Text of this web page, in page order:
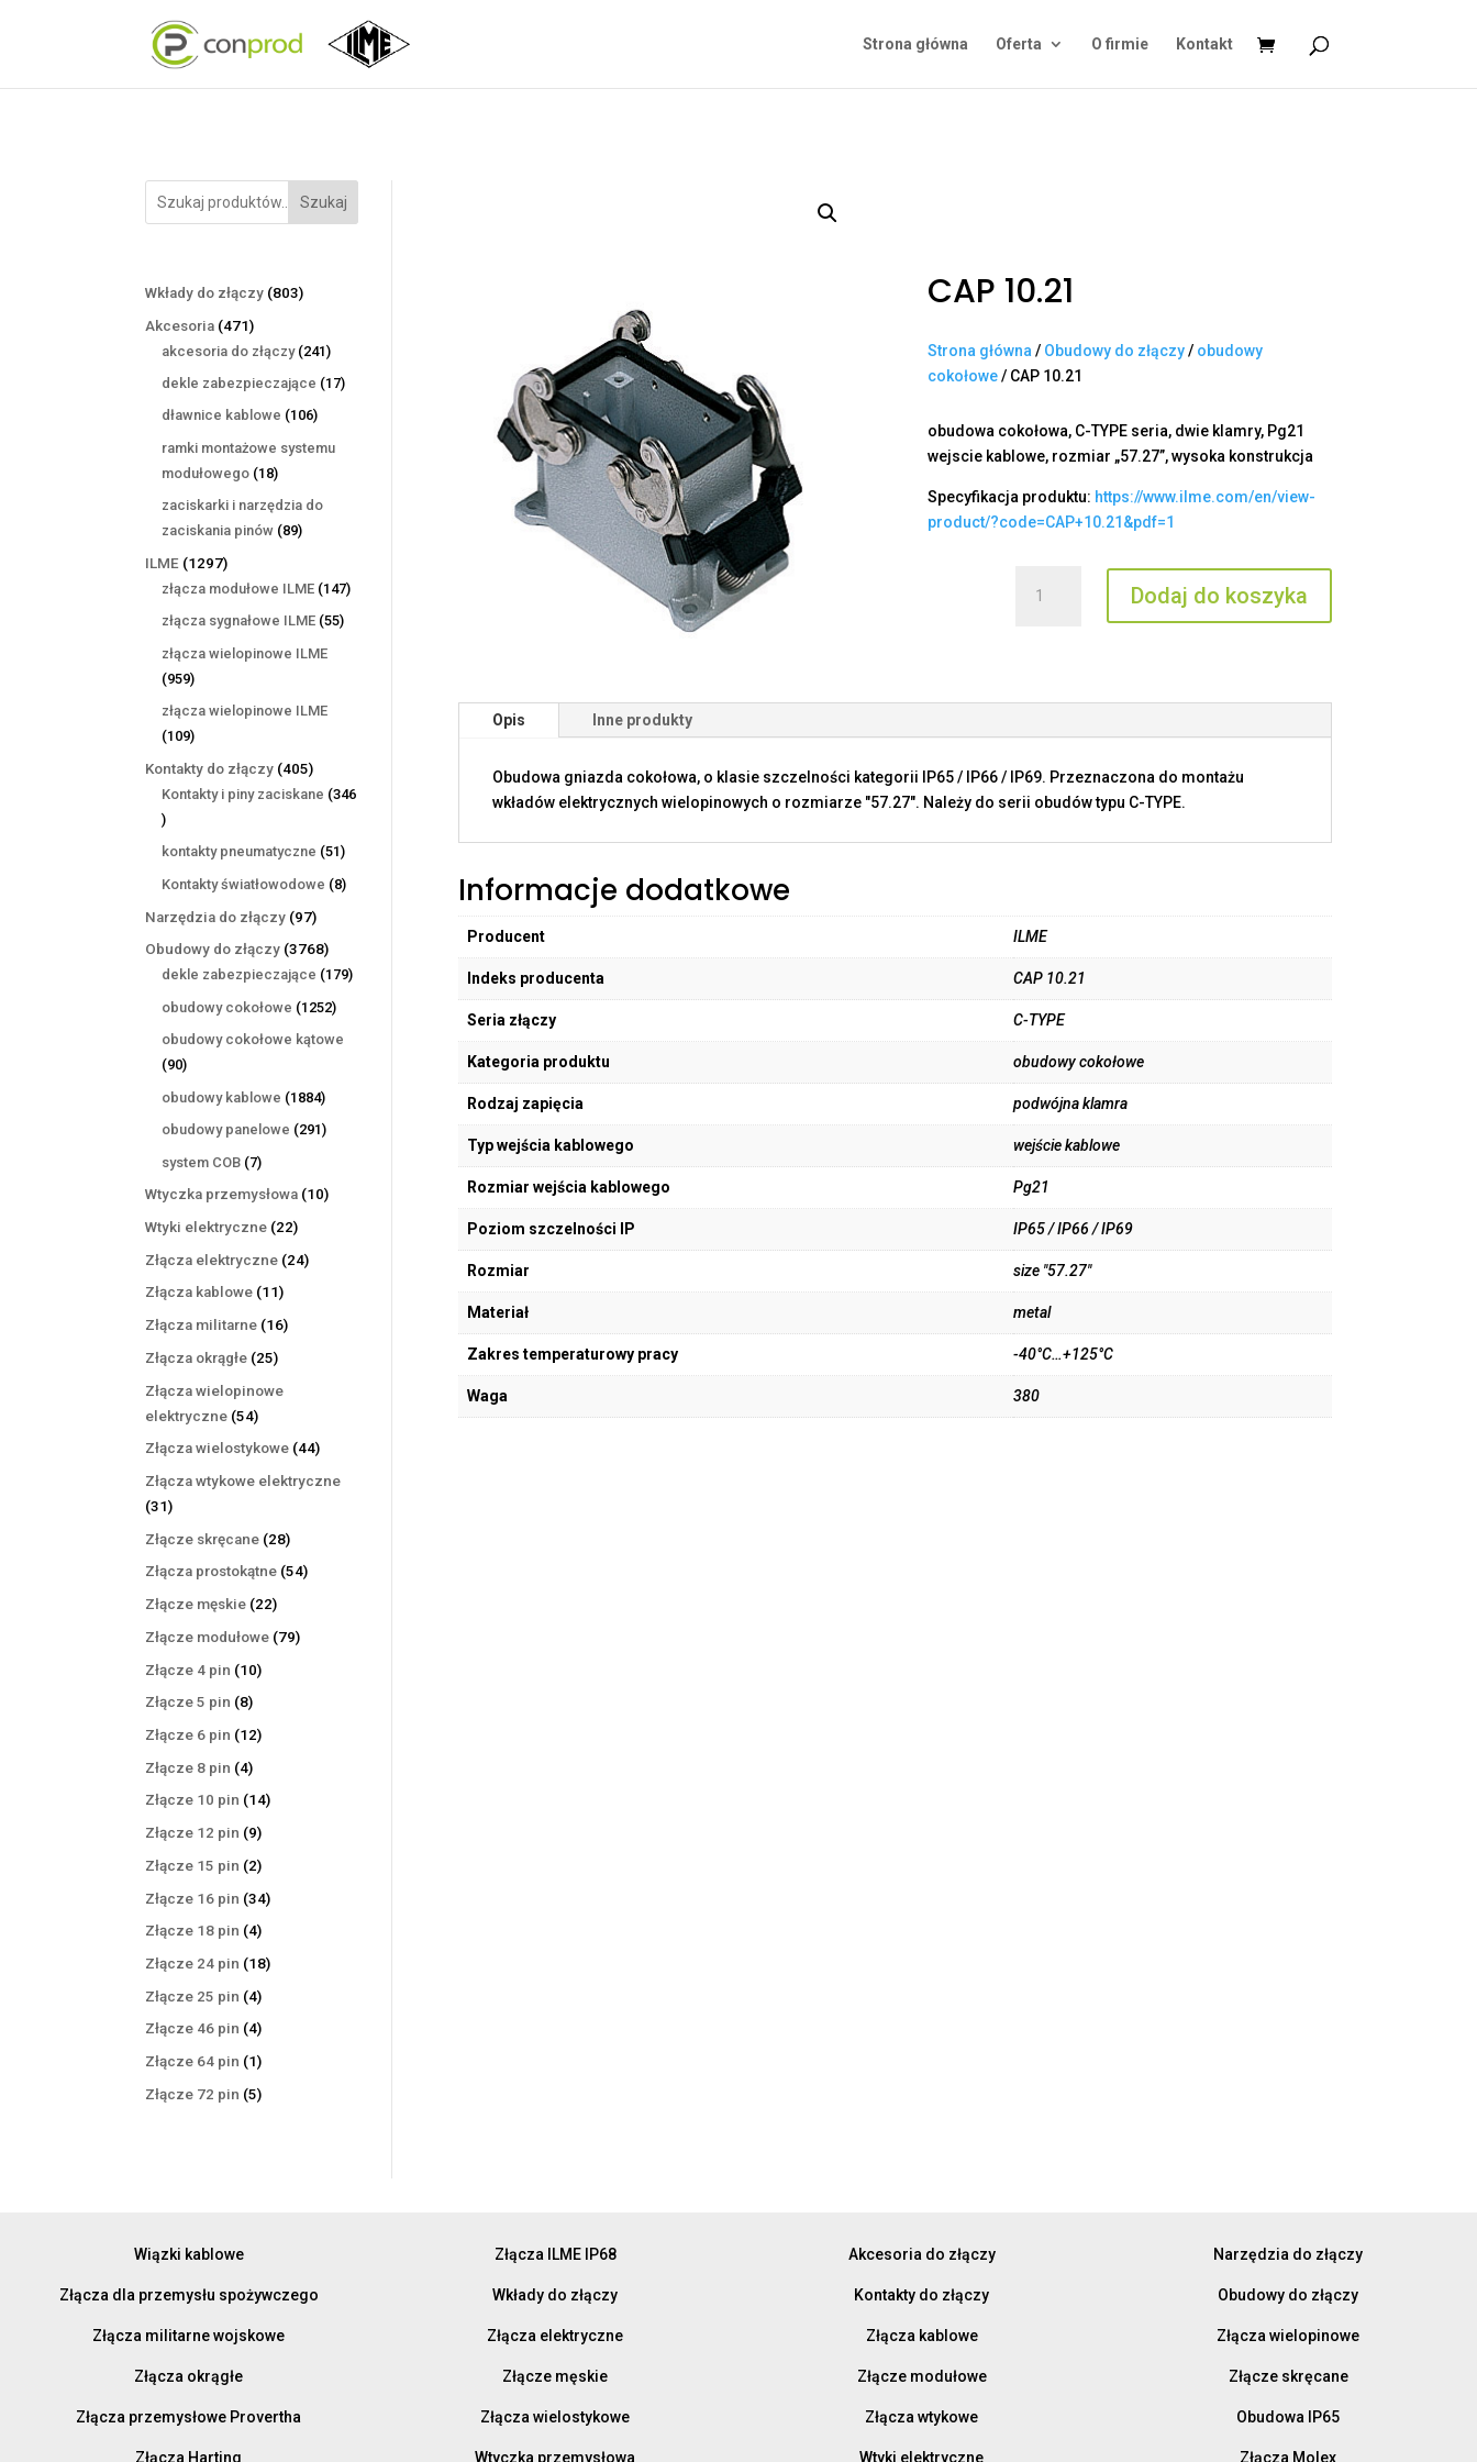
Strona główna Oferta O firmie Kontakt
Szukaj
Wkłady do złączy 803803
Akcesoria 471471
produktów
akcesoria do złączy 241241
produktów
dekle zabezpieczające 1717
dławnice kablowe 106106
ramki montażowe systemu
modułowego 1818
produktów
zaciskarki i narzędzia do
zaciskania pinów 8989
ILME 12971297
produktów
złącza modułowe ILME 147147
złącza sygnałowe ILME 5555
złącza wielopinowe ILME
959959
produktów
złącza wielopinowe ILME
109109
produktów
Kontakty do złączy 405405
produktów
Kontakty i piny zaciskane 346
346
produktów
kontakty pneumatyczne 5151
produktów
Kontakty światłowodowe 88
Narzędzia do złączy 9797
produktów
Obudowy do złączy 37683768
produktów
dekle zabezpieczające 179179
obudowy cokołowe 12521252
obudowy cokołowe kątowe
9090
produktów
obudowy kablowe 18841884
produkty
obudowy panelowe 291291
system COB 77
produktów
Wtyczka przemysłowa 1010
Wtyki elektryczne 2222
produkty
Złącza elektryczne 2424
Złącza kablowe 1111
produktów
Złącza militarne 1616
Złącza okrągłe 2525
Złącza wielopinowe
elektryczne 5454
produkty
Złącza wielostykowe 4444
Złącza wtykowe elektryczne
3131
produktów
Złącze skręcane 2828
produktów
Złącza prostokątne 5454
Złącze męskie 2222
produkty
Złącze modułowe 7979
Złącze 4 pin 1010
Złącze 5 pin 88
produktów
Złącze 6 pin 1212
Złącze 8 pin 44
produkty
Złącze 10 pin 1414
Złącze 12 pin 99
produktów
Złącze 15 pin 22
produkty
Złącze 16 pin 3434
Złącze 18 pin 44
produkty
Złącze 24 pin 1818
Złącze 25 pin 44
produkty
Złącze 46 pin 44
produkty
Złącze 64 pin 11
produkt
Złącze 72 pin 55
CAP 10.21
Strona główna / Obudowy do złączy/ obudowy
cokołowe/ CAP 10.21
obudowa cokołowa, C-TYPE seria, dwie klamry, Pg21
wejscie kablowe, rozmiar „57.27”, wysoka konstrukcja
Specyfikacja produktu: https://www.ilme.com/en/view-
product/?code=CAP+10.21&pdf=1
CAP
Dodaj do koszyka
Opis Inne produkty
Obudowa gniazda cokołowa, o klasie szczelności kategorii IP65 / IP66 / IP69. Przeznaczona do montażu
wkładów elektrycznych wielopinowych o rozmiarze "57.27". Należy do serii obudów typu C-TYPE.
Informacje dodatkowe
Producent ILME
Indeks producenta CAP 10.21
Seria złączy C-TYPE
Kategoria produktu obudowy cokołowe
Rodzaj zapięcia podwójna klamra
Typ wejścia kablowego wejście kablowe
Rozmiar wejścia kablowego Pg21
Poziom szczelności IP IP65 / IP66 / IP69
Rozmiar size "57.27"
Materiał metal
Zakres temperaturowy pracy -40°C…+125°C
Waga 380
Wiązki kablowe
Złącza dla przemysłu spożywczego
Złącza militarne wojskowe
Złącza okrągłe
Złącza przemysłowe Provertha
Złącza Harting
Złącza ILME IP68
Wkłady do złączy
Złącza elektryczne
Złącze męskie
Złącza wielostykowe
Wtyczka przemysłowa
Akcesoria do złączy
Kontakty do złączy
Złącza kablowe
Złącze modułowe
Złącza wtykowe
Wtyki elektryczne
Narzędzia do złączy
Obudowy do złączy
Złącza wielopinowe
Złącze skręcane
Obudowa IP65
Złącza Molex